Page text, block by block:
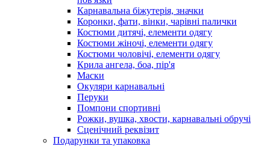
Карнавальна біжутерія, значки
Коронки, фати, вінки, чарівні палички
Костюми дитячі, елементи одягу
Костюми жіночі, елементи одягу
Костюми чоловічі, елементи одягу
Крила ангела, боа, пір'я
Маски
Окуляри карнавальні
Перуки
Помпони спортивні
Рожки, вушка, хвости, карнавальні обручі
Сценічний реквізит
Подарунки та упаковка